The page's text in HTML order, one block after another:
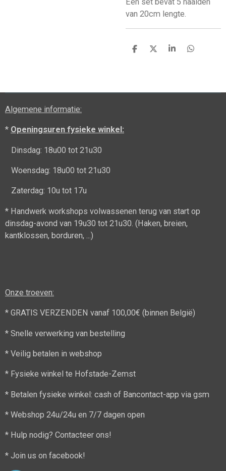
van 20cm lengte.
D
D
S
D
Algemene informatie:
* Openingsuren fysieke winkel:
Dinsdag: 18u00 tot 21u30
Woensdag: 18u00 tot 21u30
Zaterdag: 10u tot 17u
* Handwerk workshops volwassenen terug van start op
dinsdag-avond van 19u30 tot 21u30. (Haken, breien,
kantklossen, borduren, ...)
Onze troeven:
* GRATIS VERZENDEN vanaf 100,00€ (binnen België)
* Snelle verwerking van bestelling
* Veilig betalen in webshop
* Fysieke winkel te Hofstade-Zemst
* Betalen fysieke winkel: cash of Bancontact-app via gsm
* Webshop 24u/24u en 7/7 dagen open
* Hulp nodig? Contacteer ons!
* Join us on facebook!